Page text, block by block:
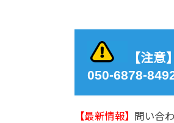
【注
050-6878-
【最新情報】 問い合